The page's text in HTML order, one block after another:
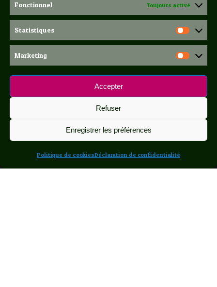
Fonctionnel Toujours activé
Statistiques
Marketing
Accepter
Refuser
Enregistrer les préférences
Politique de cookiesDéclaration de confidentialité